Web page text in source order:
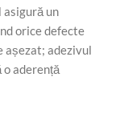
asigură un
orice defecte
așezat; adezivul
aderență